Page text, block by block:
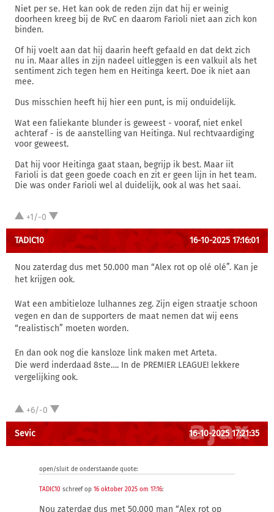
Niet per se. Het kan ook de reden zijn dat hij er weinig
doorheen kreeg bij de RvC en daarom Farioli niet aan zich kon
binden.
Of hij voelt aan dat hij daarin heeft gefaald en dat dekt zich
nu in. Maar alles in zijn nadeel uitleggen is een valkuil als het
sentiment zich tegen hem en Heitinga keert. Doe ik niet aan
mee.
Dus misschien heeft hij hier een punt, is mij onduidelijk.
Wat een faliekante blunder is geweest - vooraf, niet enkel
achteraf - is de aanstelling van Heitinga. Nul rechtvaardiging
voor geweest.
Dat hij voor Heitinga gaat staan, begrijp ik best. Maar iit
Farioli is dat geen goede coach en zit er geen lijn in het team.
Die was onder Farioli wel al duidelijk, ook al was het saai.
+1/-0
TADIC10 16-10-2025 17:16:01
Nou zaterdag dus met 50.000 man “Alex rot op olé olé”. Kan je
het krijgen ook.
Wat een ambitieloze lulhannes zeg. Zijn eigen straatje schoon
vegen en dan de supporters de maat nemen dat wij eens
“realistisch” moeten worden.
En dan ook nog die kansloze link maken met Arteta.
Die werd inderdaad 8ste…. In de PREMIER LEAGUE! lekkere
vergelijking ook.
+6/-0
Sevic 16-10-2025 17:21:35
open/sluit de onderstaande quote:
TADIC10 schreef op 16 oktober 2025 om 17:16:
Nou zaterdag dus met 50.000 man “Alex rot op